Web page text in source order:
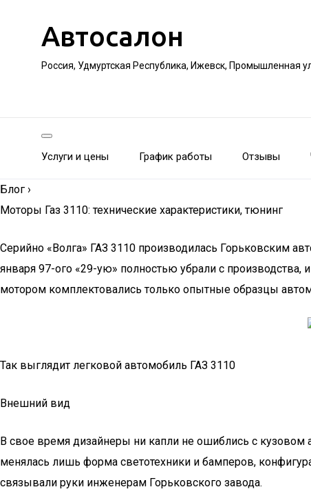
Автосалон
Россия, Удмуртская Республика, Ижевск, Промышленная
Услуги и цены График работы Отзывы
Блог ›
Моторы Газ 3110: технические характеристики, тюнинг
Серийно «Волга» ГАЗ 3110 производилась Горьковским
января 97-ого «29-ую» полностью убрали с производства,
мотором комплектовались только опытные образцы
Так выглядит легковой автомобиль ГАЗ 3110
Внешний вид
В свое время дизайнеры ни капли не ошиблись с кузовом
менялась лишь форма светотехники и бамперов,
связывали руки инженерам Горьковского завода.